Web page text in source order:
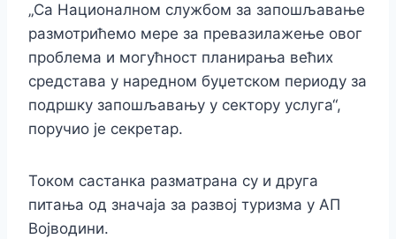
„Са Националном службом за запошљавање
размотрићемо мере за превазилажење овог
проблема и могућност планирања већих
средстава у наредном буџетском периоду за
подршку запошљавању у сектору услуга“,
поручио је секретар.
Током састанка разматрана су и друга
питања од значаја за развој туризма у АП
Војводини.